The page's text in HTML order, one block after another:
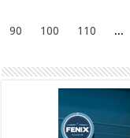
90
100 110 ...